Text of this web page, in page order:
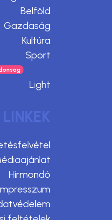
Belföld
Gazdaság
Kultúra
Sport
Light
LINKEK
Hírmondó